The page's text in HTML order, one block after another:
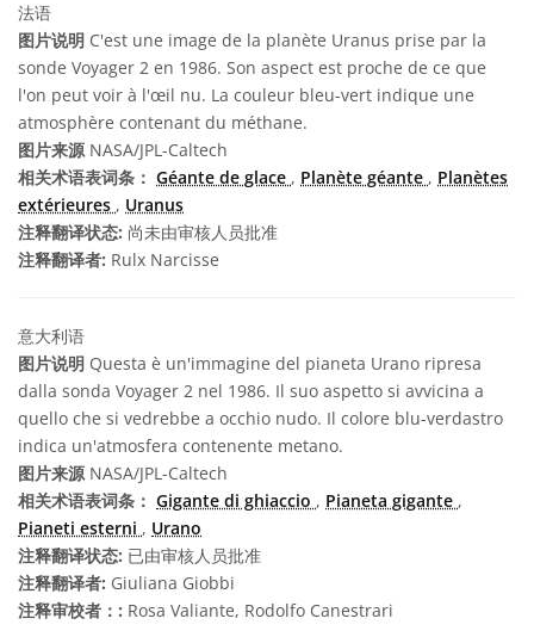
法语
图片说明 C'est une image de la planète Uranus prise par la
sonde Voyager 2 en 1986. Son aspect est proche de ce que
l'on peut voir à l'œil nu. La couleur bleu-vert indique une
atmosphère contenant du méthane.
图片来源NASA/JPL-Caltech
相关术语表词条： Géante de glace , Planète géante , Planètes
extérieures , Uranus
注释翻译状态: 尚未由审核人员批准
注释翻译者: Rulx Narcisse
意大利语
图片说明 Questa è un'immagine del pianeta Urano ripresa
dalla sonda Voyager 2 nel 1986. Il suo aspetto si avvicina a
quello che si vedrebbe a occhio nudo. Il colore blu-verdastro
indica un'atmosfera contenente metano.
图片来源NASA/JPL-Caltech
相关术语表词条： Gigante di ghiaccio , Pianeta gigante ,
Pianeti esterni , Urano
注释翻译状态: 已由审核人员批准
注释翻译者: Giuliana Giobbi
注释审校者：: Rosa Valiante, Rodolfo Canestrari